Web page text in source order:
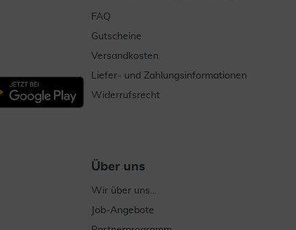
FAQ
Gutscheine
Versandkosten
Liefer- und Zahlungsinformationen
Widerrufsrecht
Über uns
Wir über uns...
Job-Angebote